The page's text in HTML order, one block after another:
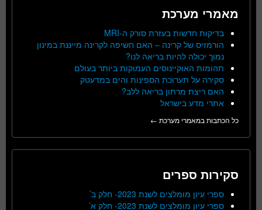
מאמרי מערכת
בדיקות חדשות בעזרת סורק ה-MRI
הורמזיס של קרינה – האם חשיפה לקרינה מייננת במינון
נמוך יכולה להיות בריאה לנו?
תהומות האוקיינוסים העמוקות ביותר בעולם
סקירה על תערוכת הספינות והים במדעטק
האם ריצת מרתון בריאה ללב?
אתרי מדע בישראל
כל הכתבות במאמרי מערכת ←
סקירות ספרים
ספרי עיון מומלצים לשנת 2023- חלק ב’
ספרי עיון מומלצים לשנת 2023- חלק א’